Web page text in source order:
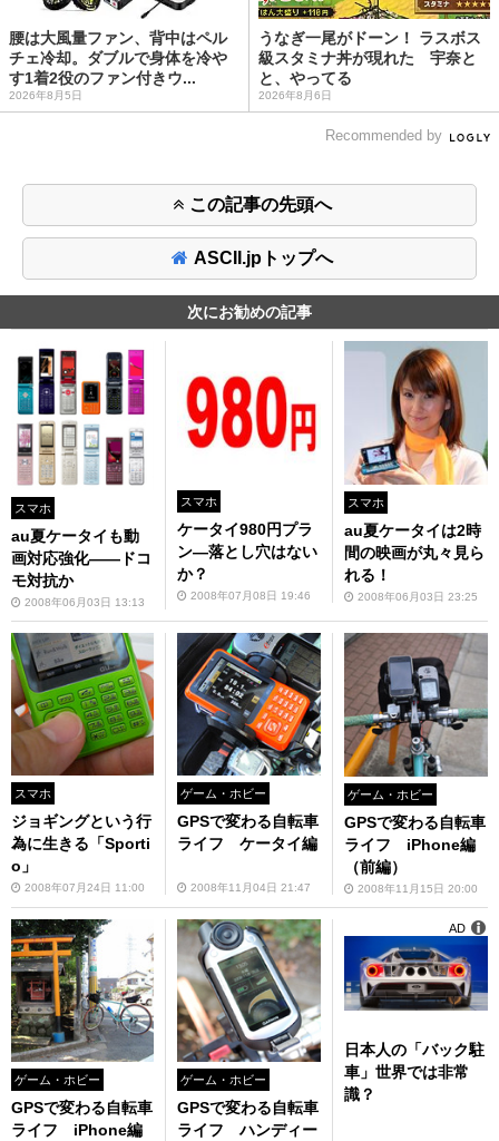
腰は大風量ファン、背中はペル
チェ冷却。ダブルで身体を冷や
す1着2役のファン付きウ...
2026年8月5日
うなぎ一尾がドーン！ ラスボス
級スタミナ丼が現れた 宇奈と
と、やってる
2026年8月6日
Recommended by
この記事の先頭へ
ASCII.jpトップへ
次にお勧めの記事
スマホ
au夏ケータイも動
画対応強化――ドコ
モ対抗か
2008年06月03日 13:13
スマホ
ケータイ980円プラ
ン―落とし穴はない
か？
2008年07月08日 19:46
スマホ
au夏ケータイは2時
間の映画が丸々見ら
れる！
2008年06月03日 23:25
スマホ
ジョギングという行
為に生きる「Sporti
o」
2008年07月24日 11:00
ゲーム・ホビー
GPSで変わる自転車
ライフ ケータイ編
2008年11月04日 21:47
ゲーム・ホビー
GPSで変わる自転車
ライフ iPhone編
（前編）
2008年11月15日 20:00
ゲーム・ホビー
GPSで変わる自転車
ライフ iPhone編
ゲーム・ホビー
GPSで変わる自転車
ライフ ハンディー
日本人の「バック駐
車」世界では非常
識？
AD